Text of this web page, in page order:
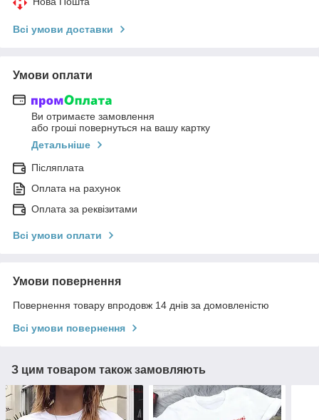
Всі умови доставки
Умови оплати
Ви отримаєте замовлення
або гроші повернуться на вашу картку
Детальніше
Післяплата
Оплата на рахунок
Оплата за реквізитами
Всі умови оплати
Умови повернення
Повернення товару впродовж 14 днів за домовленістю
Всі умови повернення
З цим товаром також замовляють